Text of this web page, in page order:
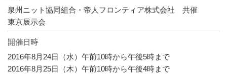
泉州ニット協同組合・帝人フロンティア株式会社 共催
東京展示会
開催日時
2016年8月24日（水）午前10時から午後5時まで
2016年8月25日（木）午前10時から午後4時まで